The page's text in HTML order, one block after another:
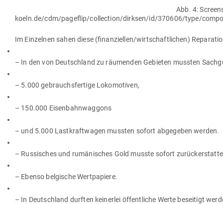
Abb. 4:
koeln.de/cdm/pageflip/collection/dirksen/id/370606/type/
Im Ein­zelnen sahen diese (finanziellen/wirtschaftlichen)
– In den von Deutschland zu räu­menden Gebieten mussten
– 5.000 gebrauchs­fertige Lokomotiven,
– 150.000 Eisenbahnwaggons
– und 5.000 Last­kraft­wagen mussten sofort abge­geben werden.
– Rus­si­sches und rumä­ni­sches Gold musste sofort
– Ebenso bel­gische Wertpapiere.
– In Deutschland durften kei­nerlei öffent­liche Werte beseitigt